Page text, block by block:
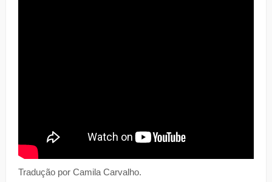
Tradução por Camila Carvalho.